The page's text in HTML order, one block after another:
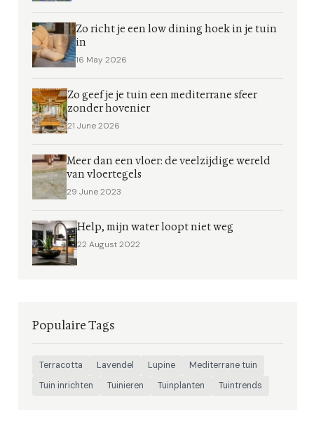
Zo richt je een low dining hoek in je tuin
in
16 May 2026
Zo geef je je tuin een mediterrane sfeer
zonder hovenier
21 June 2026
Meer dan een vloer: de veelzijdige wereld
van vloertegels
29 June 2023
Help, mijn water loopt niet weg
22 August 2022
Populaire Tags
Terracotta Lavendel Lupine
Mediterrane tuin
Tuin inrichten
Tuinieren Tuinplanten Tuintrends